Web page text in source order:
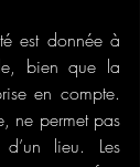
est donnée à
bien que la
en compte.
ne permet pas
d’un lieu. Les